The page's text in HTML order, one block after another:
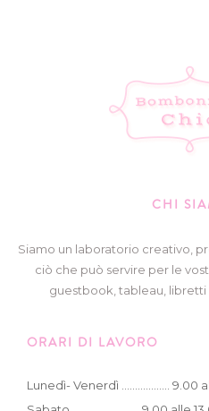
CHI
Siamo un laboratorio creativo,
ciò che può servire per le
guestbook, tableau, libretti
ORARI DI LAVORO
Lunedì- Venerdì .................. 9.00